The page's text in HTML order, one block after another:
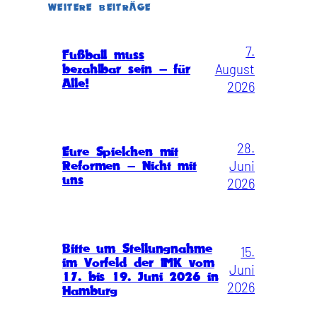
WEITERE BEITRÄGE
Fußball muss
bezahlbar sein – für
Alle!
7.
August
2026
Eure Spielchen mit
Reformen – Nicht mit
uns
28.
Juni
2026
Bitte um Stellungnahme
im Vorfeld der IMK vom
17. bis 19. Juni 2026 in
Hamburg
15.
Juni
2026